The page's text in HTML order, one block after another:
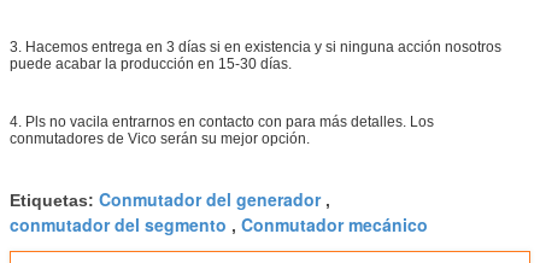
3. Hacemos entrega en 3 días si en existencia y si ninguna acción nosotros
puede acabar la producción en 15-30 días.
4. Pls no vacila entrarnos en contacto con para más detalles. Los
conmutadores de Vico serán su mejor opción.
Etiquetas: Conmutador del generador,
conmutador del segmento , Conmutador mecánico